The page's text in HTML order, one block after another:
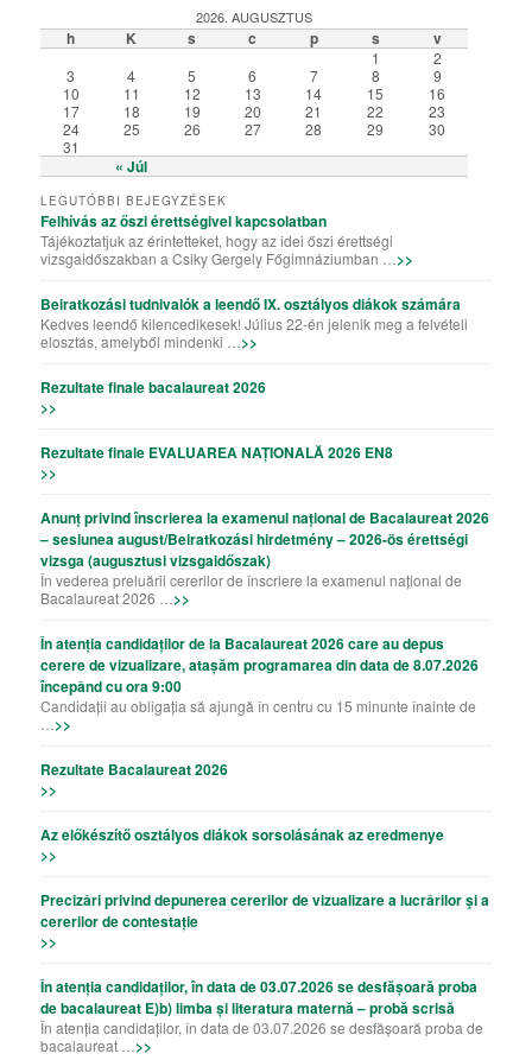
2026. AUGUSZTUS
h K s c p s v
« Júl
1
2
3
4 5 6 7 8
9
10
11 12 13 14 15
16
17
18 19 20 21 22
23
24
25 26 27 28 29
30
31
LEGUTÓBBI BEJEGYZÉSEK
Felhívás az őszi érettségivel kapcsolatban
Tájékoztatjuk az érintetteket, hogy az idei őszi érettségi
vizsgaidőszakban a Csiky Gergely Főgimnáziumban … >>
Beiratkozási tudnivalók a leendő IX. osztályos diákok számára
Kedves leendő kilencedikesek! Július 22-én jelenik meg a felvételi
elosztás, amelyből mindenki … >>
Rezultate finale bacalaureat 2026
>>
Rezultate finale EVALUAREA NAȚIONALĂ 2026 EN8
>>
Anunț privind înscrierea la examenul național de Bacalaureat 2026
– sesiunea august/Beiratkozási hirdetmény – 2026-ös érettségi
vizsga (augusztusi vizsgaidőszak)
În vederea preluării cererilor de înscriere la examenul național de
Bacalaureat 2026 … >>
În atenția candidaților de la Bacalaureat 2026 care au depus
cerere de vizualizare, atașăm programarea din data de 8.07.2026
începând cu ora 9:00
Candidații au obligația să ajungă în centru cu 15 minunte înainte de
>>
Rezultate Bacalaureat 2026
>>
Az előkészítő osztályos diákok sorsolásának az eredmenye
>>
Precizǎri privind depunerea cererilor de vizualizare a lucrǎrilor şi a
cererilor de contestație
>>
În atenția candidaților, în data de 03.07.2026 se desfășoară proba
de bacalaureat E)b) limba și literatura maternă – probă scrisă
În atenția candidaților, în data de 03.07.2026 se desfășoară proba de
bacalaureat … >>